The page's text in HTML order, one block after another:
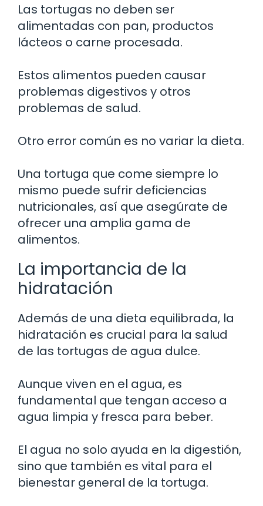
Las tortugas no deben ser
alimentadas con pan, productos
lácteos o carne procesada.
Estos alimentos pueden causar
problemas digestivos y otros
problemas de salud.
Otro error común es no variar la dieta.
Una tortuga que come siempre lo
mismo puede sufrir deficiencias
nutricionales, así que asegúrate de
ofrecer una amplia gama de
alimentos.
La importancia de la
hidratación
Además de una dieta equilibrada, la
hidratación es crucial para la salud
de las tortugas de agua dulce.
Aunque viven en el agua, es
fundamental que tengan acceso a
agua limpia y fresca para beber.
El agua no solo ayuda en la digestión,
sino que también es vital para el
bienestar general de la tortuga.